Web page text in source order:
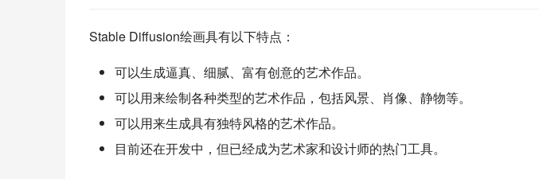
Stable Diffusion绘画具有以下特点：
可以生成逼真、细腻、富有创意的艺术作品。
可以用来绘制各种类型的艺术作品，包括风景、肖像、静物等。
可以用来生成具有独特风格的艺术作品。
目前还在开发中，但已经成为艺术家和设计师的热门工具。